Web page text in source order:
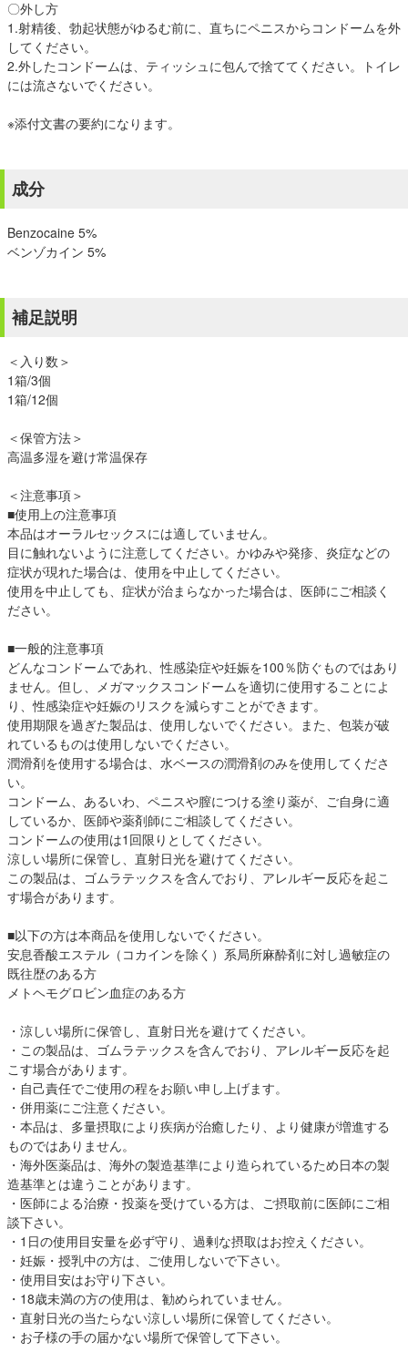
〇外し方
1.射精後、勃起状態がゆるむ前に、直ちにペニスからコンドームを外
してください。
2.外したコンドームは、ティッシュに包んで捨ててください。トイレ
には流さないでください。
※添付文書の要約になります。
成分
Benzocaine 5%
ベンゾカイン 5%
補足説明
＜入り数＞
1箱/3個
1箱/12個
＜保管方法＞
高温多湿を避け常温保存
＜注意事項＞
■使用上の注意事項
本品はオーラルセックスには適していません。
目に触れないように注意してください。かゆみや発疹、炎症などの
症状が現れた場合は、使用を中止してください。
使用を中止しても、症状が治まらなかった場合は、医師にご相談く
ださい。
■一般的注意事項
どんなコンドームであれ、性感染症や妊娠を100％防ぐものではあり
ません。但し、メガマックスコンドームを適切に使用することによ
り、性感染症や妊娠のリスクを減らすことができます。
使用期限を過ぎた製品は、使用しないでください。また、包装が破
れているものは使用しないでください。
潤滑剤を使用する場合は、水ベースの潤滑剤のみを使用してくださ
い。
コンドーム、あるいわ、ペニスや膣につける塗り薬が、ご自身に適
しているか、医師や薬剤師にご相談してください。
コンドームの使用は1回限りとしてください。
涼しい場所に保管し、直射日光を避けてください。
この製品は、ゴムラテックスを含んでおり、アレルギー反応を起こ
す場合があります。
■以下の方は本商品を使用しないでください。
安息香酸エステル（コカインを除く）系局所麻酔剤に対し過敏症の
既往歴のある方
メトヘモグロビン血症のある方
・涼しい場所に保管し、直射日光を避けてください。
・この製品は、ゴムラテックスを含んでおり、アレルギー反応を起
こす場合があります。
・自己責任でご使用の程をお願い申し上げます。
・併用薬にご注意ください。
・本品は、多量摂取により疾病が治癒したり、より健康が増進する
ものではありません。
・海外医薬品は、海外の製造基準により造られているため日本の製
造基準とは違うことがあります。
・医師による治療・投薬を受けている方は、ご摂取前に医師にご相
談下さい。
・1日の使用目安量を必ず守り、過剰な摂取はお控えください。
・妊娠・授乳中の方は、ご使用しないで下さい。
・使用目安はお守り下さい。
・18歳未満の方の使用は、勧められていません。
・直射日光の当たらない涼しい場所に保管してください。
・お子様の手の届かない場所で保管して下さい。